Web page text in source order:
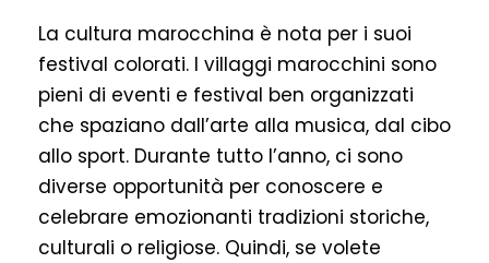
La cultura marocchina è nota per i suoi
festival colorati. I villaggi marocchini sono
pieni di eventi e festival ben organizzati
che spaziano dall’arte alla musica, dal cibo
allo sport. Durante tutto l’anno, ci sono
diverse opportunità per conoscere e
celebrare emozionanti tradizioni storiche,
culturali o religiose. Quindi, se volete